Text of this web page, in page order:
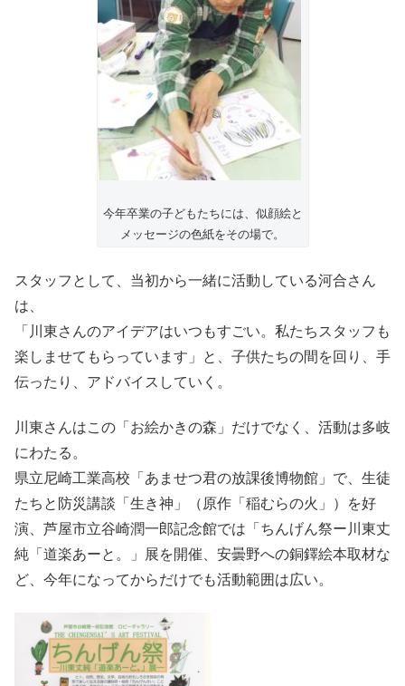
今年卒業の子どもたちには、似顔絵と
メッセージの色紙をその場で。
スタッフとして、当初から一緒に活動している河合さん
は、
「川東さんのアイデアはいつもすごい。私たちスタッフも
楽しませてもらっています」と、子供たちの間を回り、手
伝ったり、アドバイスしていく。
川東さんはこの「お絵かきの森」だけでなく、活動は多岐
にわたる。
県立尼崎工業高校「あませつ君の放課後博物館」で、生徒
たちと防災講談「生き神」（原作「稲むらの火」）を好
演、芦屋市立谷崎潤一郎記念館では「ちんげん祭ー川東丈
純「道楽あーと。」展を開催、安曇野への銅鐸絵本取材な
ど、今年になってからだけでも活動範囲は広い。